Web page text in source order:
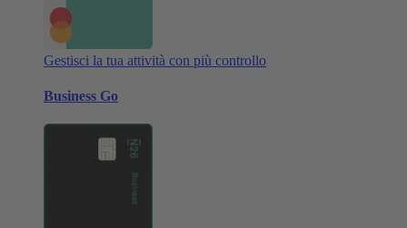
Gestisci la tua attività con più controllo
Business Go